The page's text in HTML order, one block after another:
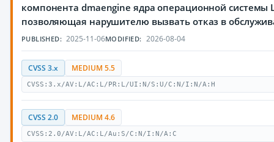
компонента dmaengine ядра операционной системы
позволяющая нарушителю вызвать отказ в
PUBLISHED: 2025-11-06MODIFIED: 2026-08-04
CVSS 3.x MEDIUM 5.5
CVSS:3.x/AV:L/AC:L/PR:L/UI:N/S:U/C:N/I:N/A:H
CVSS 2.0 MEDIUM 4.6
CVSS:2.0/AV:L/AC:L/Au:S/C:N/I:N/A:C